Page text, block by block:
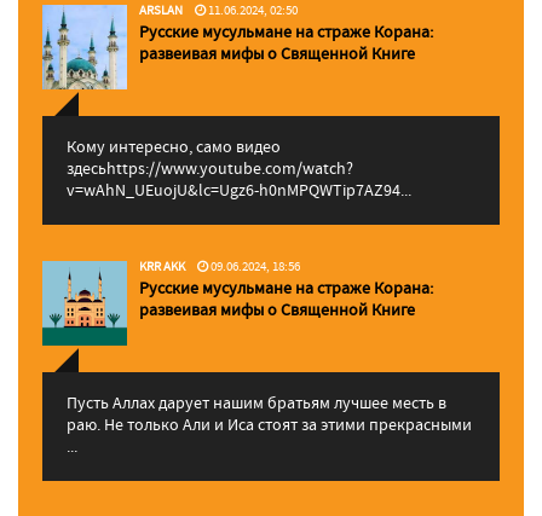
ARSLAN 11.06.2024, 02:50
Русские мусульмане на страже Корана:
pазвеивая мифы о Священной Книге
Кому интересно, само видео
здесьhttps://www.youtube.com/watch?
v=wAhN_UEuojU&lc=Ugz6-h0nMPQWTip7AZ94...
KRR AKK 09.06.2024, 18:56
Русские мусульмане на страже Корана:
pазвеивая мифы о Священной Книге
Пусть Аллах дарует нашим братьям лучшее месть в
раю. Не только Али и Иса стоят за этими прекрасными
...